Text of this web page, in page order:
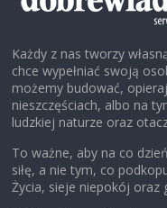
Każdy z nas tworzy
chce wypełniać swoją
możemy budować,
nieszczęściach, albo na
ludzkiej naturze oraz
To ważne, aby na co
siłę, a nie tym, co
Życia, sieje niepokój oraz